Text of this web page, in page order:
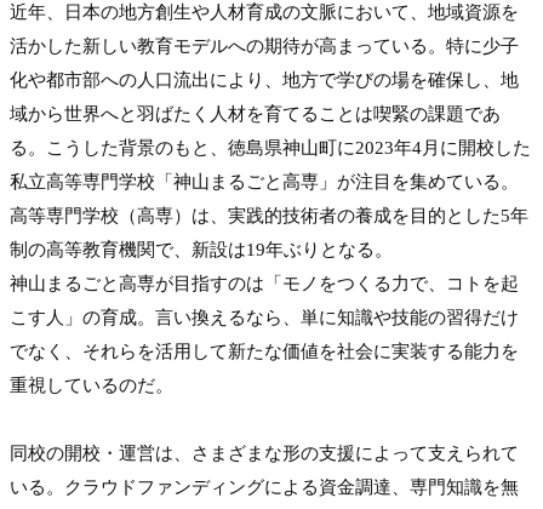
近年、日本の地方創生や人材育成の文脈において、地域資源を
活かした新しい教育モデルへの期待が高まっている。特に少子
化や都市部への人口流出により、地方で学びの場を確保し、地
域から世界へと羽ばたく人材を育てることは喫緊の課題であ
る。こうした背景のもと、徳島県神山町に2023年4月に開校した
私立高等専門学校「神山まるごと高専」が注目を集めている。
高等専門学校（高専）は、実践的技術者の養成を目的とした5年
制の高等教育機関で、新設は19年ぶりとなる。
神山まるごと高専が目指すのは「モノをつくる力で、コトを起
こす人」の育成。言い換えるなら、単に知識や技能の習得だけ
でなく、それらを活用して新たな価値を社会に実装する能力を
重視しているのだ。
同校の開校・運営は、さまざまな形の支援によって支えられて
いる。クラウドファンディングによる資金調達、専門知識を無